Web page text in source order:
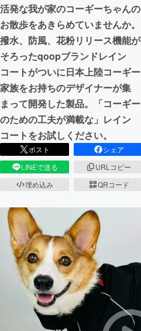
CAMPFIRE for Social Good
CAMPFIREふるさと納税
活発な我が家のコーギーちゃんの
お散歩をあきらめていませんか。
撥水、防風、花粉リリース機能が
そろったqoopブランドレイン
コートがついに日本上陸コーギー
家族をお持ちのデザイナーが集
まって開発した製品。「コーギー
のための工夫が満載な」レイン
コートをお試しください。
ポスト
シェア
LINEで送る
URLコピー
埋め込み
QRコード